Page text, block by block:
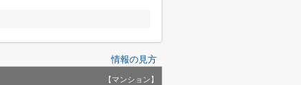
情報の見方
【マンション】